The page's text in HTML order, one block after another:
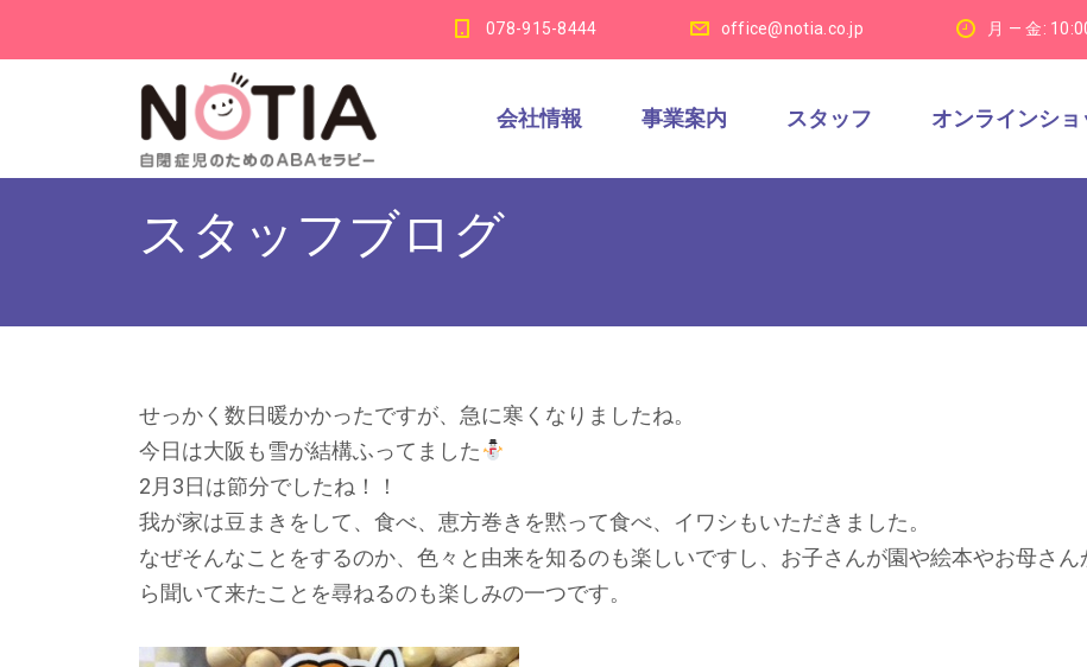
078-915-8444 office@notia.co.jp 月 — 金:
会社情報 事業案内 スタッフ オンラインショ
スタッフブログ
せっかく数日暖かかったですが、急に寒くなりましたね。
今日は大阪も雪が結構ふってました
2月3日は節分でしたね！！
我が家は豆まきをして、食べ、恵方巻きを黙って食べ、イワシもいただきました。
なぜそんなことをするのか、色々と由来を知るのも楽しいですし、お子さんが園や絵本やお母さん
ら聞いて来たことを尋ねるのも楽しみの一つです。